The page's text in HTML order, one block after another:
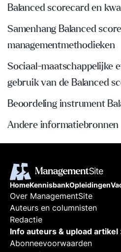
Balanced scorecard en
Samenhang Balanced
managementmethodieken
Sociaal-maatschappelijke
gebruik van de Balanced
Beoordeling instrument
Andere informatiebronnen
HomeKennisbankOpleidingen
Over ManagementSite
Auteurs en columnisten
Redactie
Info auteurs & upload artikel
Abonneevoorwaarden